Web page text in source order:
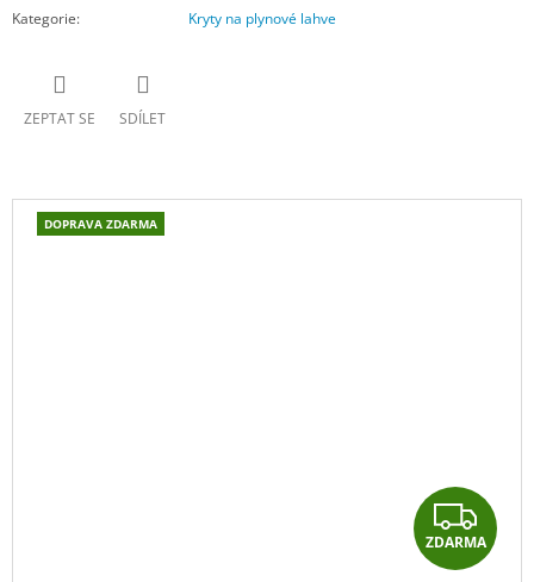
Kategorie: Kryty na plynové lahve
ZEPTAT SE SDÍLET
Z
D
ZDARMA
DOPRAVA ZDARMA